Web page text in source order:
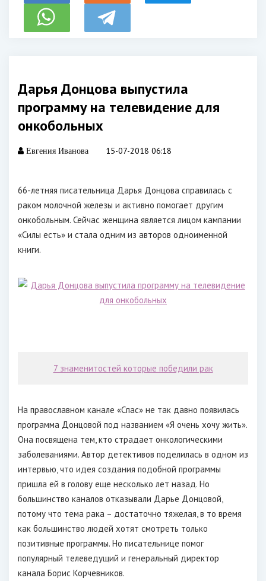
Дарья Донцова выпустила
программу на телевидение для
онкобольных
Евгения Иванова 15-07-2018 06:18
66-летняя писательница Дарья Донцова справилась с
раком молочной железы и активно помогает другим
онкобольным. Сейчас женщина является лицом кампании
«Силы есть» и стала одним из авторов одноименной
книги.
7 знаменитостей которые победили рак
На православном канале «Спас» не так давно появилась
программа Донцовой под названием «Я очень хочу жить».
Она посвящена тем, кто страдает онкологическими
заболеваниями. Автор детективов поделилась в одном из
интервью, что идея создания подобной программы
пришла ей в голову еще несколько лет назад. Но
большинство каналов отказывали Дарье Донцовой,
потому что тема рака – достаточно тяжелая, в то время
как большинство людей хотят смотреть только
позитивные программы. Но писательнице помог
популярный телеведущий и генеральный директор
канала Борис Корчевников.